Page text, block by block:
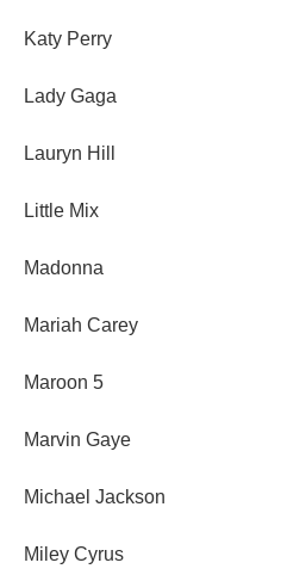
Katy Perry
Lady Gaga
Lauryn Hill
Little Mix
Madonna
Mariah Carey
Maroon 5
Marvin Gaye
Michael Jackson
Miley Cyrus